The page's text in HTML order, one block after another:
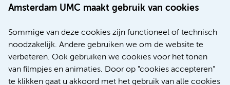
Amsterdam UMC maakt gebruik van cookies
Sommige van deze cookies zijn functioneel of technisch
noodzakelijk. Andere gebruiken we om de website te
verbeteren. Ook gebruiken we cookies voor het tonen
van filmpjes en animaties. Door op "cookies accepteren"
te klikken gaat u akkoord met het gebruik van alle cookies
Werken bij Amsterdam UMC
Nieuws
Research
Educatie locatie AMC
Educatie locatie VUmc